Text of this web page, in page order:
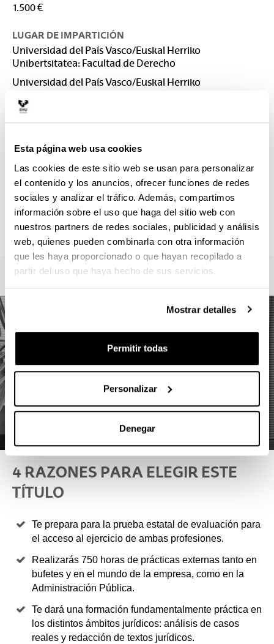
Esta página web usa cookies
Las cookies de este sitio web se usan para personalizar
el contenido y los anuncios, ofrecer funciones de redes
sociales y analizar el tráfico. Además, compartimos
información sobre el uso que haga del sitio web con
nuestros partners de redes sociales, publicidad y análisis
web, quienes pueden combinarla con otra información
que les haya proporcionado o que hayan recopilado a
partir del uso que haya hecho de sus servicios.
Mostrar detalles
Permitir todas
Personalizar
Denegar
1.500 €
LUGAR DE IMPARTICIÓN
Universidad del País Vasco/Euskal Herriko
Unibertsitatea: Facultad de Derecho
Universidad del País Vasco/Euskal Herriko
CONTACTO
SUBERBIOLA GARBIZU, IRUNE
irune.suberbiola@ehu.eus
Secretaría :
Secretarías
masterbiz@ehu.es; mastergip@ehu.es
943 018085 / 946 013 151
4 RAZONES PARA ELEGIR ESTE
TÍTULO
Te prepara para la prueba estatal de evaluación para
el acceso al ejercicio de ambas profesiones.
Realizarás 750 horas de prácticas externas tanto en
bufetes y en el mundo de la empresa, como en la
Administración Pública.
Te dará una formación fundamentalmente práctica en
los distintos ámbitos jurídicos: análisis de casos
reales y redacción de textos jurídicos.